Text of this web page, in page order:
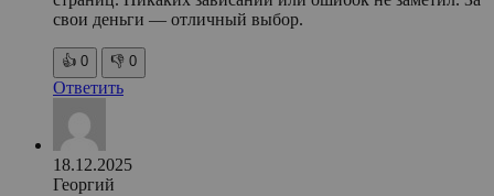
свои деньги — отличный выбор.
👍 0 👎 0
Ответить
18.12.2025
Георгий